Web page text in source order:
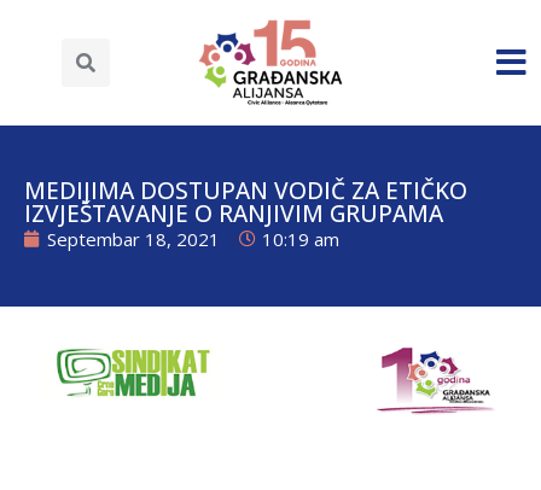
MEDIJIMA DOSTUPAN VODIČ ZA ETIČKO
IZVJEŠTAVANJE O RANJIVIM GRUPAMA
Septembar 18, 2021 10:19 am